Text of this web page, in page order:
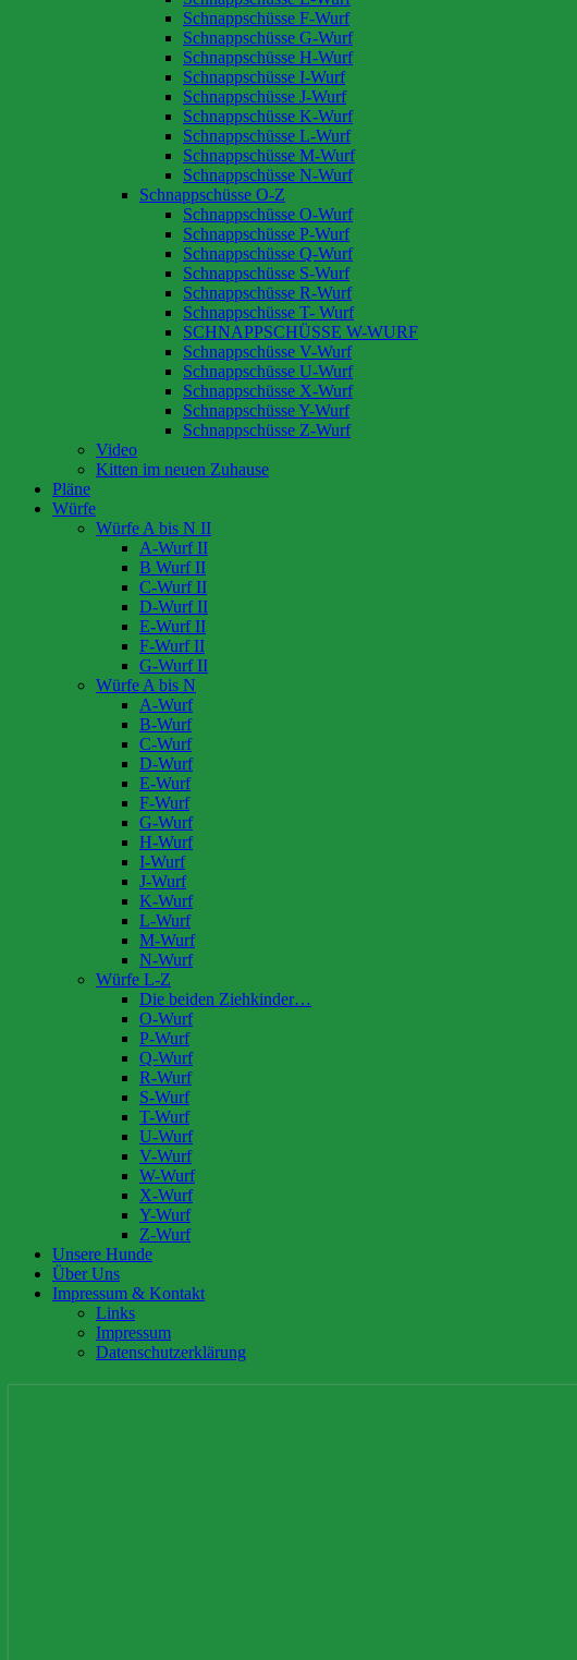
Schnappschüsse F-Wurf
Schnappschüsse G-Wurf
Schnappschüsse H-Wurf
Schnappschüsse I-Wurf
Schnappschüsse J-Wurf
Schnappschüsse K-Wurf
Schnappschüsse L-Wurf
Schnappschüsse M-Wurf
Schnappschüsse N-Wurf
Schnappschüsse O-Z
Schnappschüsse O-Wurf
Schnappschüsse P-Wurf
Schnappschüsse Q-Wurf
Schnappschüsse S-Wurf
Schnappschüsse R-Wurf
Schnappschüsse T- Wurf
SCHNAPPSCHÜSSE W-WURF
Schnappschüsse V-Wurf
Schnappschüsse U-Wurf
Schnappschüsse X-Wurf
Schnappschüsse Y-Wurf
Schnappschüsse Z-Wurf
Video
Kitten im neuen Zuhause
Pläne
Würfe
Würfe A bis N II
A-Wurf II
B Wurf II
C-Wurf II
D-Wurf II
E-Wurf II
F-Wurf II
G-Wurf II
Würfe A bis N
A-Wurf
B-Wurf
C-Wurf
D-Wurf
E-Wurf
F-Wurf
G-Wurf
H-Wurf
I-Wurf
J-Wurf
K-Wurf
L-Wurf
M-Wurf
N-Wurf
Würfe L-Z
Die beiden Ziehkinder…
O-Wurf
P-Wurf
Q-Wurf
R-Wurf
S-Wurf
T-Wurf
U-Wurf
V-Wurf
W-Wurf
X-Wurf
Y-Wurf
Z-Wurf
Unsere Hunde
Über Uns
Impressum & Kontakt
Links
Impressum
Datenschutzerklärung